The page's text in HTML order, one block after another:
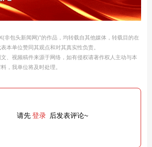
非包头新闻网)”的作品，均转载自其他媒体，转载目的在
本单位赞同其观点和对其真实性负责。
、视频稿件来源于网络，如有侵权请著作权人主动与本
，我单位将及时处理。
请先登录 后发表评论~